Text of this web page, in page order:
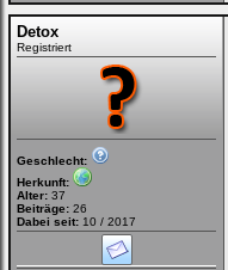
Detox
Registriert
Geschlecht:
Herkunft:
Alter: 37
Beiträge: 26
Dabei seit: 10 / 2017